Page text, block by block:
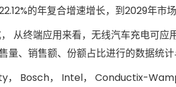
的年复合增速增长，到2029年市
从终端应用来看，无线汽车充电可应
、销售额、份额占比进行的数据统计
， Bosch， Intel， Conductix-